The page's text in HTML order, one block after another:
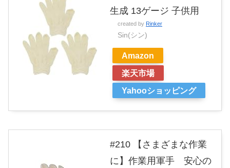
生成 13ゲージ 子供用
created by Rinker
Sin(シン)
Amazon
楽天市場
Yahooショッピング
#210 【さまざまな作業
に】作業用軍手 安心の